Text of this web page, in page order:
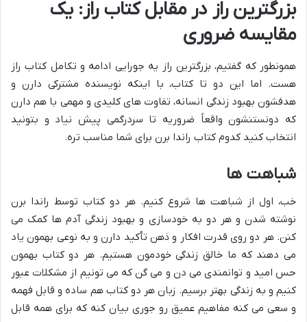
بزرگترین راز در مقابل کتاب راز: یک
مقایسه ضروری
همونطور که گفتیم، بزرگترین راز یه جورایی ادامه و تکامل کتاب راز
هست. اما این دو تا کتاب، با اینکه نویسنده مشترکی دارن و
هدفشون بهبود زندگی انسانه، تفاوت های کلیدی و مهمی با هم دارن
که دونستنشون واقعاً ضروریه تا سردرگمی پیش نیاد و بتونید
انتخاب کنید کدوم کتاب راندا برن برای شما مناسب تره.
شباهت ها
خب، اول از شباهت ها شروع کنیم. هر دو کتاب توسط راندا برن
نوشته شدن و هر دو بهخودسازی و بهبود زندگیآدم ها کمک می
کنن. هر دو روی قدرت افکار و ذهن تأکید دارن و به نوعی بهمون یاد
می دهند که ما خالق زندگی خودمون هستیم. هر دو کتاب بهمون
حس امید و توانمندی می دن و می گن که می تونیم از مشکلات عبور
کنیم و به زندگی بهتر برسیم. زبان هر دو کتاب هم ساده و قابل فهمه
و سعی می کنه مفاهیم عمیق رو جوری بیان کنه که برای همه قابل